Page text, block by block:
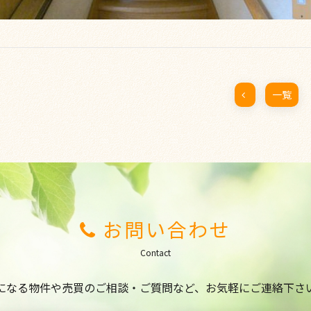
一覧
お問い合わせ
Contact
なる物件や売買のご相談・ご質問など、 お気軽にご連絡下さ